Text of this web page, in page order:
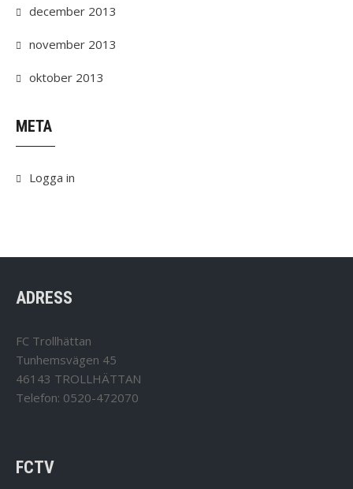
december 2013
november 2013
oktober 2013
META
Logga in
ADRESS
FC Trollhättan
Tunhemsvägen 45
46143 TROLLHÄTTAN
Telefon: 0520-472070
FCTV